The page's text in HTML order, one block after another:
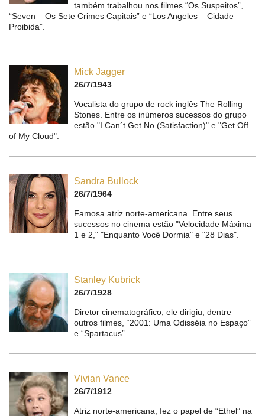
também trabalhou nos filmes “Os Suspeitos”,
“Seven – Os Sete Crimes Capitais” e “Los Angeles – Cidade
Proibida”.
Mick Jagger
26/7/1943
Vocalista do grupo de rock inglês The Rolling
Stones. Entre os inúmeros sucessos do grupo
estão "I Can´t Get No (Satisfaction)" e "Get Off
of My Cloud".
Sandra Bullock
26/7/1964
Famosa atriz norte-americana. Entre seus
sucessos no cinema estão "Velocidade Máxima
1 e 2," "Enquanto Você Dormia" e "28 Dias".
Stanley Kubrick
26/7/1928
Diretor cinematográfico, ele dirigiu, dentre
outros filmes, “2001: Uma Odisséia no Espaço”
e “Spartacus”.
Vivian Vance
26/7/1912
Atriz norte-americana, fez o papel de “Ethel” na